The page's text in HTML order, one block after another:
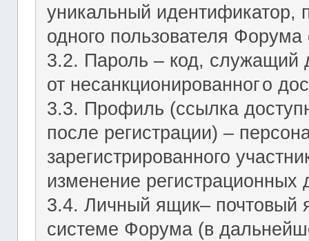
уникальный идентификатор,
одного пользователя Форума
3.2. Пароль – код, служащий
от несанкционированного
3.3. Профиль (ссылка
после регистрации) –
зарегистрированного
изменение регистрационных
3.4. Личный ящик– почтовый
системе Форума (в